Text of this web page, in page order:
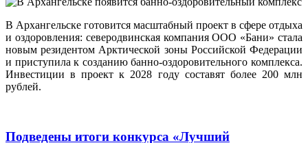
В Архангельске готовится масштабный проект в сфере отдыха
и оздоровления: северодвинская компания ООО «Бани» стала
новым резидентом Арктической зоны Российской Федерации
и приступила к созданию банно‑оздоровительного комплекса.
Инвестиции в проект к 2028 году составят более 200 млн
рублей.
Подведены итоги конкурса «Лучший